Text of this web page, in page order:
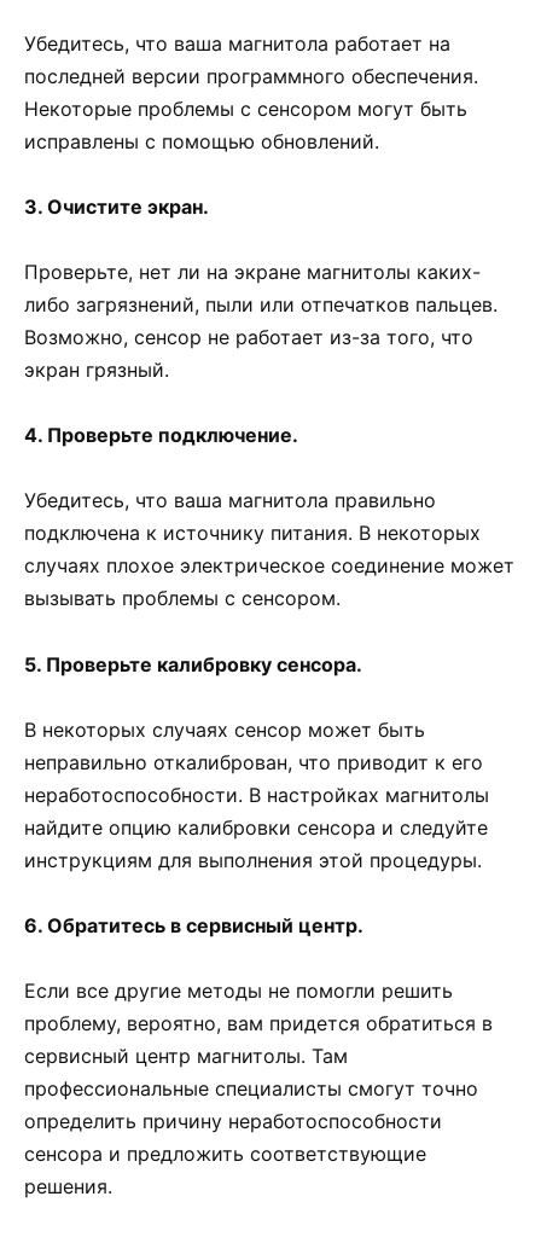
Убедитесь, что ваша магнитола работает на
последней версии программного обеспечения.
Некоторые проблемы с сенсором могут быть
исправлены с помощью обновлений.
3. Очистите экран.
Проверьте, нет ли на экране магнитолы каких-
либо загрязнений, пыли или отпечатков пальцев.
Возможно, сенсор не работает из-за того, что
экран грязный.
4. Проверьте подключение.
Убедитесь, что ваша магнитола правильно
подключена к источнику питания. В некоторых
случаях плохое электрическое соединение может
вызывать проблемы с сенсором.
5. Проверьте калибровку сенсора.
В некоторых случаях сенсор может быть
неправильно откалиброван, что приводит к его
неработоспособности. В настройках магнитолы
найдите опцию калибровки сенсора и следуйте
инструкциям для выполнения этой процедуры.
6. Обратитесь в сервисный центр.
Если все другие методы не помогли решить
проблему, вероятно, вам придется обратиться в
сервисный центр магнитолы. Там
профессиональные специалисты смогут точно
определить причину неработоспособности
сенсора и предложить соответствующие
решения.